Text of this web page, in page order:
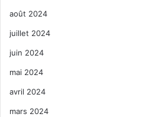
août 2024
juillet 2024
juin 2024
mai 2024
avril 2024
mars 2024